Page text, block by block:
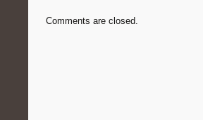
Comments are closed.